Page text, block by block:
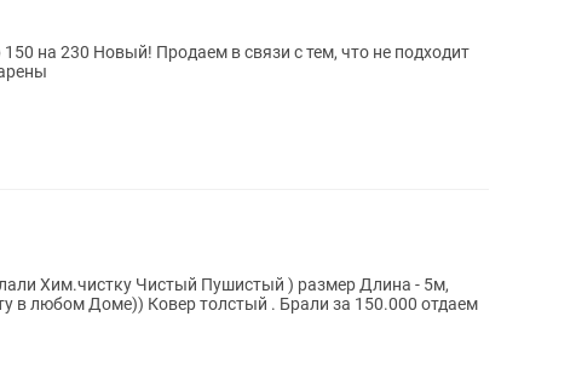
арены
Хим.чистку Чистый Пушистый ) размер Длина - 5м,
в любом Доме)) Ковер толстый . Брали за 150.000 отдаем